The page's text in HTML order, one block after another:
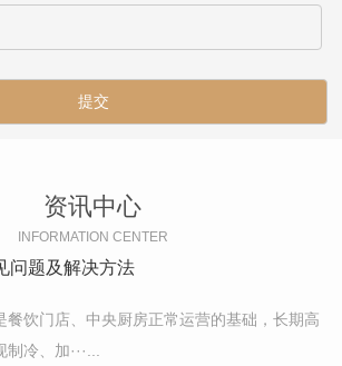
资讯中心
INFORMATION CENTER
问题及解决方法
餐饮门店、中央厨房正常运营的基础，长期高
冷、加···...